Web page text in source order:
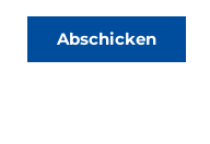
h
t
Abschicken